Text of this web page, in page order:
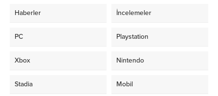
Haberler İncelemeler
PC Playstation
Xbox Nintendo
Stadia Mobil